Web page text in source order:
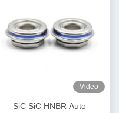
Video
SiC SiC HNBR Auto-